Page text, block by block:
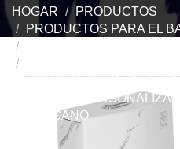
HOGAR
PRODUCTOS
PRODUCTOS PARA EL
DESCARGA SIFÓNICA Y
CERÁMICA
AMERICANO